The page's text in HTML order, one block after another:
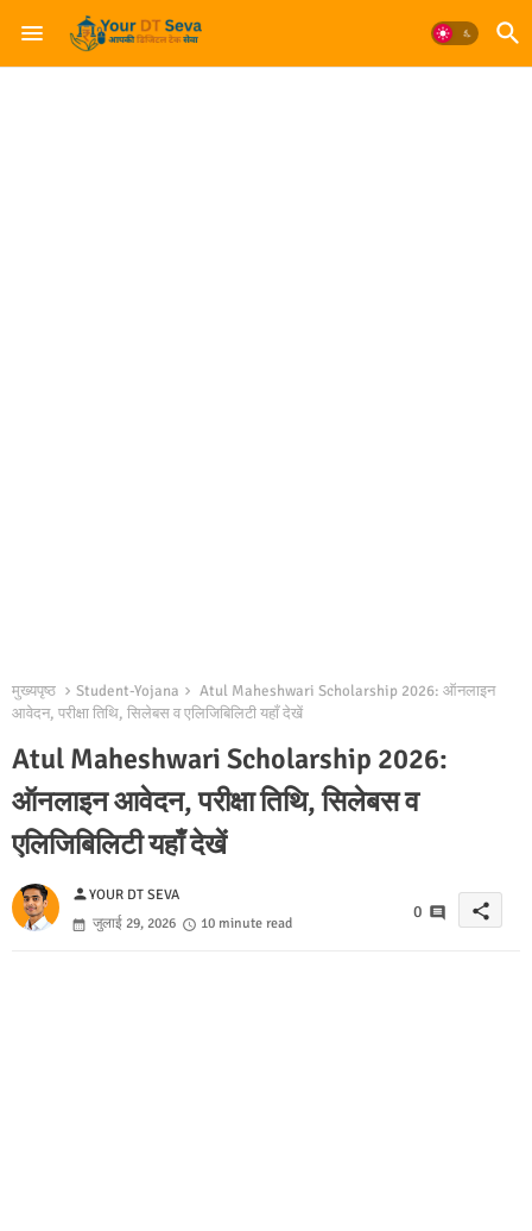
मुख्यपृष्ठ Student-Yojana
Atul Maheshwari Scholarship 2026: ऑनलाइन
आवेदन, परीक्षा तिथि, सिलेबस व एलिजिबिलिटी यहाँ देखें
Atul Maheshwari Scholarship 2026:
ऑनलाइन आवेदन, परीक्षा तिथि, सिलेबस व
एलिजिबिलिटी यहाँ देखें
personYOUR DT SEVA
जुलाई 29, 2026
10 minute read
0 share